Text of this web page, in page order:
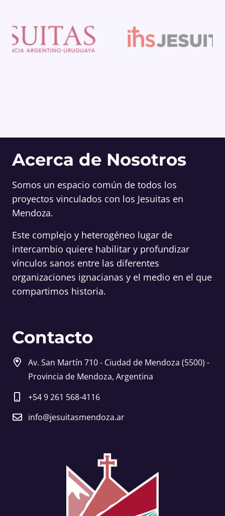
Acerca de Nosotros
Somos un espacio común de todos los
proyectos vinculados con los Jesuitas en
Mendoza.
Este complejo y heterogéneo lugar de
intercambio quiere habilitar y profundizar
vínculos sanos entre las diferentes
organizaciones ignacianas y el medio en el que
compartimos historia.
Contacto
Av. San Martín 710 - Ciudad de Mendoza (5500) -
Provincia de Mendoza, Argentina
+54 9 261 568-4116
info@jesuitasmendoza.ar